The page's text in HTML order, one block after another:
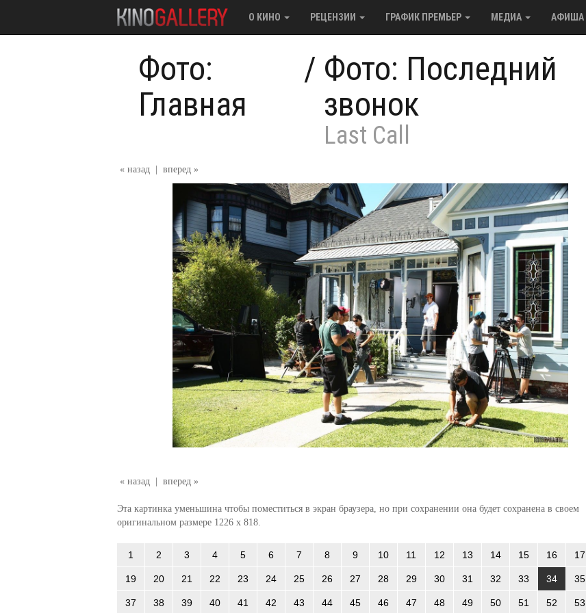
О КИНО РЕЦЕНЗИИ ГРАФИК ПРЕМЬЕР МЕДИА АФИША
Фото:
Главная
/ Фото: Последний
звонок
Last Call
« назад вперед »
« назад | вперед »
Эта картинка уменьшина чтобы поместиться в экран браузера, но при сохранении она будет сохранена в своем
оригинальном размере 1226 x 818.
1 2 3 4 5 6 7 8 9 10 11 12 13 14 15 16 17
19 20 21 22 23 24 25 26 27 28 29 30 31 32 33 34 35
37 38 39 40 41 42 43 44 45 46 47 48 49 50 51 52 53